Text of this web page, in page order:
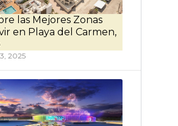
las Mejores Zonas
en Playa del Carmen,
2025